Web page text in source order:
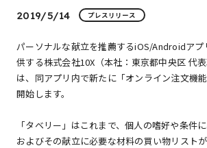
2019/5/14 プレスリリース
パーソナルな献立を推薦するiOS/Androidア
供する株式会社10X（本社：東京都中央区 代表
は、同アプリ内で新たに「オンライン注文機
開始します。
「タベリー」はこれまで、個人の嗜好や条件
およびその献立に必要な材料の買い物リスト